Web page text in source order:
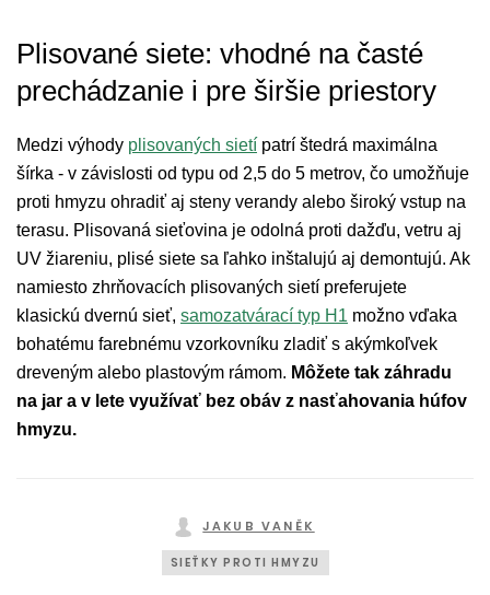
Plisované siete: vhodné na časté
prechádzanie i pre širšie priestory
Medzi výhody plisovaných sietí patrí štedrá maximálna
šírka - v závislosti od typu od 2,5 do 5 metrov, čo umožňuje
proti hmyzu ohradiť aj steny verandy alebo široký vstup na
terasu. Plisovaná sieťovina je odolná proti dažďu, vetru aj
UV žiareniu, plisé siete sa ľahko inštalujú aj demontujú. Ak
namiesto zhrňovacích plisovaných sietí preferujete
klasickú dvernú sieť, samozatvárací typ H1 možno vďaka
bohatému farebnému vzorkovníku zladiť s akýmkoľvek
dreveným alebo plastovým rámom. Môžete tak záhradu
na jar a v lete využívať bez obáv z nasťahovania húfov
hmyzu.
JAKUB VANĚK
SIEŤKY PROTI HMYZU